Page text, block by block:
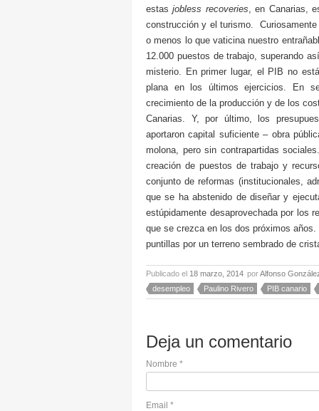
estasjobless recoveries, en Canarias,
construcción y el turismo.
o menos lo que vaticina nuestro
12.000 puestos de trabajo, superando
misterio. En primer lugar, el PIB no
plana en los últimos ejercicios. En
crecimiento de la producción y de los
Canarias. Y, por último, los
aportaron capital suficiente – obra
molona, pero sin contrapartidas
creación de puestos de trabajo y
conjunto de reformas (institucionales,
que se ha abstenido de diseñar y
estúpidamente desaprovechada por los
que se crezca en los dos próximos
puntillas por un terreno sembrado de
Publicado el 18 marzo, 2014 porAlfonso
desempleo
Paulino Rivero PIB canario
Deja un comentario
Nombre *
Email *